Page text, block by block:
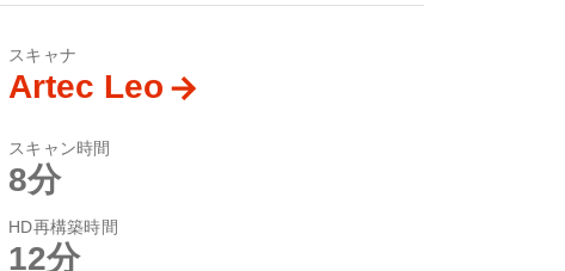
スキャナ
Artec Leo
スキャン時間
8分
HD再構築時間
12分